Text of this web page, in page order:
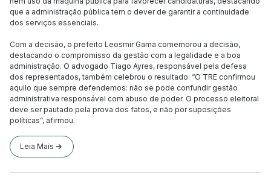
que a administração pública tem o dever de garantir a continuidade
dos serviços essenciais.
Com a decisão, o prefeito Leosmir Gama comemorou a decisão,
destacando o compromisso da gestão com a legalidade e a boa
administração. O advogado Tiago Ayres, responsável pela defesa
dos representados, também celebrou o resultado: “O TRE confirmou
aquilo que sempre defendemos: não se pode confundir gestão
administrativa responsável com abuso de poder. O processo eleitoral
deve ser pautado pela prova dos fatos, e não por suposições
políticas”, afirmou.
Leia Mais